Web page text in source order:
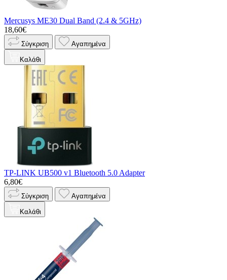
Mercusys ME30 Dual Band (2.4 & 5GHz)
18,60€
Σύγκριση Αγαπημένα
Καλάθι
TP-LINK UB500 v1 Bluetooth 5.0 Adapter
6,80€
Σύγκριση Αγαπημένα
Καλάθι